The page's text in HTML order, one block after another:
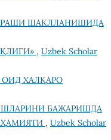
ШАКЛЛАНИШИДА
, Uzbek Scholar
ОИД ХАЛҚАРО
БАЖАРИШДА
, Uzbek Scholar